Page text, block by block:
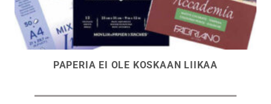
PAPERIA EI OLE KOSKAAN LIIKAA